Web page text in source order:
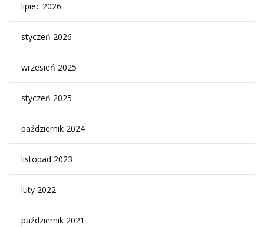
lipiec 2026
styczeń 2026
wrzesień 2025
styczeń 2025
październik 2024
listopad 2023
luty 2022
październik 2021